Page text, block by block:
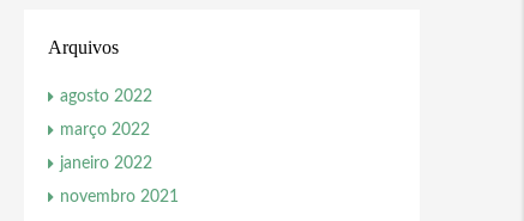
Arquivos
agosto 2022
março 2022
janeiro 2022
novembro 2021